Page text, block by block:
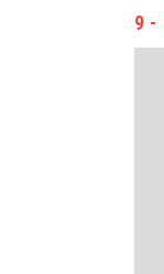
9